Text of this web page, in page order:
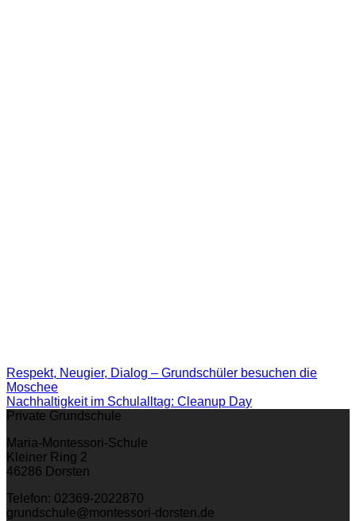
Respekt, Neugier, Dialog – Grundschüler besuchen die
Moschee
Nachhaltigkeit im Schulalltag: Cleanup Day
Private Grundschule
Maria-Montessori-Schule
Kleiner Ring 2
46286 Dorsten
Telefon: 02369-2022870
grundschule@montessori-dorsten.de